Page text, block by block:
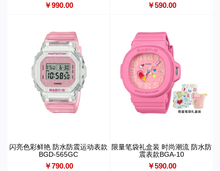
￥990.00 ￥590.00
闪亮色彩鲜艳 防水防震运动表款
BGD-565GC
￥790.00
限量笔袋礼盒装 时尚潮流 防水防
震表款BGA-10
￥590.00